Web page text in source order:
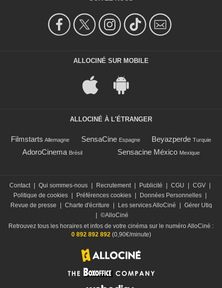
ALLOCINÉ SUR MOBILE
ALLOCINÉ À L'ÉTRANGER
Filmstarts Allemagne SensaCine Espagne Beyazperde Turquie
AdoroCinema Brésil Sensacine México Mexique
Contact Qui sommes-nous Recrutement Publicité CGU CGV
Politique de cookies
Préférences cookies Données Personnelles
Revue de presse
Charte d'écriture Les services AlloCiné
Gérer Utiq
©AlloCiné
Retrouvez tous les horaires et infos de votre cinéma sur le numéro AlloCiné :
0 892 892 892(0,90€/minute)